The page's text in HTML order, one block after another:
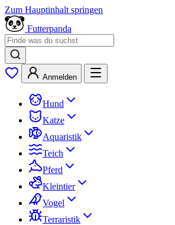
Zum Hauptinhalt springen
Futterpanda
Anmelden
Hund
Katze
Aquaristik
Teich
Pferd
Kleintier
Vogel
Terraristik